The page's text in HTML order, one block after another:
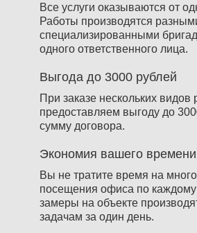
Все услуги оказываются от
Работы производятся
специализированными
одного ответственного лица.
Выгода до 3000 рублей
При заказе нескольких видов
предоставляем выгоду до
сумму договора.
Экономия вашего времени
Вы не тратите время на
посещения офиса по каждому
замеры на объекте
задачам за один день.